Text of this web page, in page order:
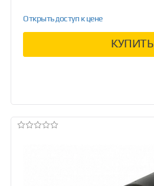
Открыть доступ к цене
КУПИТЬ